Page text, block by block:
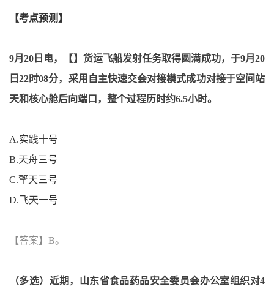
【考点预测】
9月20 日电， 【】 货运飞船发射任务取得圆满成功，于9月20
日22时08分，采用自主快速交会对接模式成功对接于空间站
天和核心舱后向端口，整个过程历时约6.5小时。
A.实践十号
B.天舟三号
C.擎天三号
D.飞天一号
【答案】 B。
（多选）近期，山东省食品药品安全委员会办公室组织对4